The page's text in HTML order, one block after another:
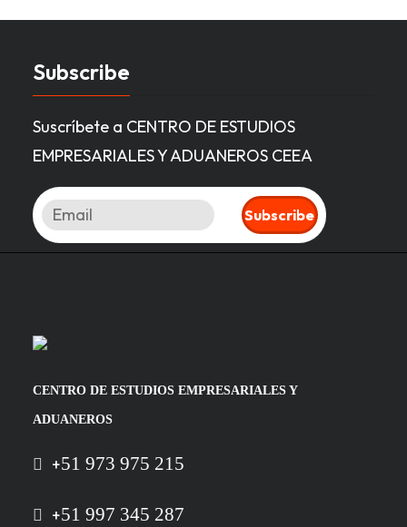
Subscribe
Suscríbete a CENTRO DE ESTUDIOS
EMPRESARIALES Y ADUANEROS CEEA
CENTRO DE ESTUDIOS EMPRESARIALES Y
ADUANEROS
+51 973 975 215
+51 997 345 287